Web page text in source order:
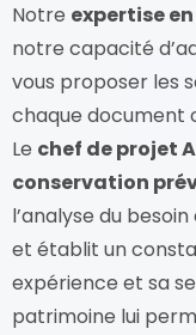
Notre expertise
notre capacité
vous proposer les
chaque document
Le chef de projet
conservation
l’analyse du
et établit un
expérience et sa
patrimoine lui